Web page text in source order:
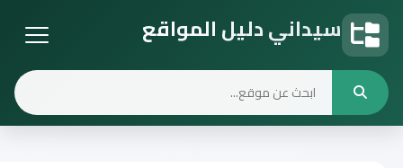
سيداني دليل المواقع
دليل المواقع